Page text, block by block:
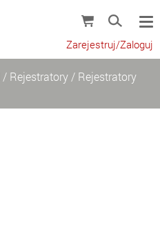
Zarejestruj/Zaloguj
/ Rejestratory / Rejestratory